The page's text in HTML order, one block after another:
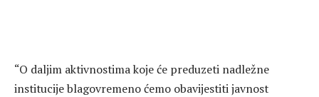
“O daljim aktivnostima koje će preduzeti nadležne
institucije blagovremeno ćemo obavijestiti javnost